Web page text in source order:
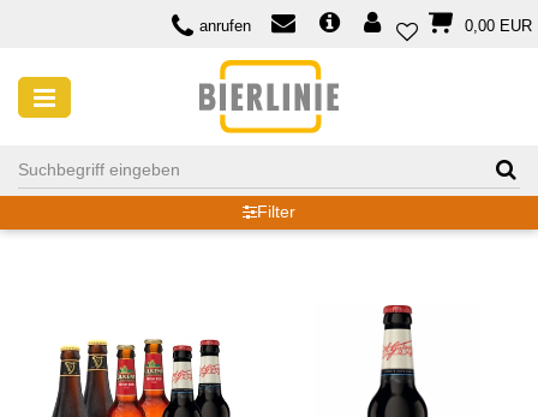
anrufen 0,00 EUR
IRLAND
Filter